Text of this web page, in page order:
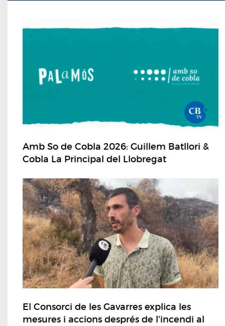
Amb So de Cobla 2026: Guillem Batllori &
Cobla La Principal del Llobregat
El Consorci de les Gavarres explica les
mesures i accions després de l'incendi al